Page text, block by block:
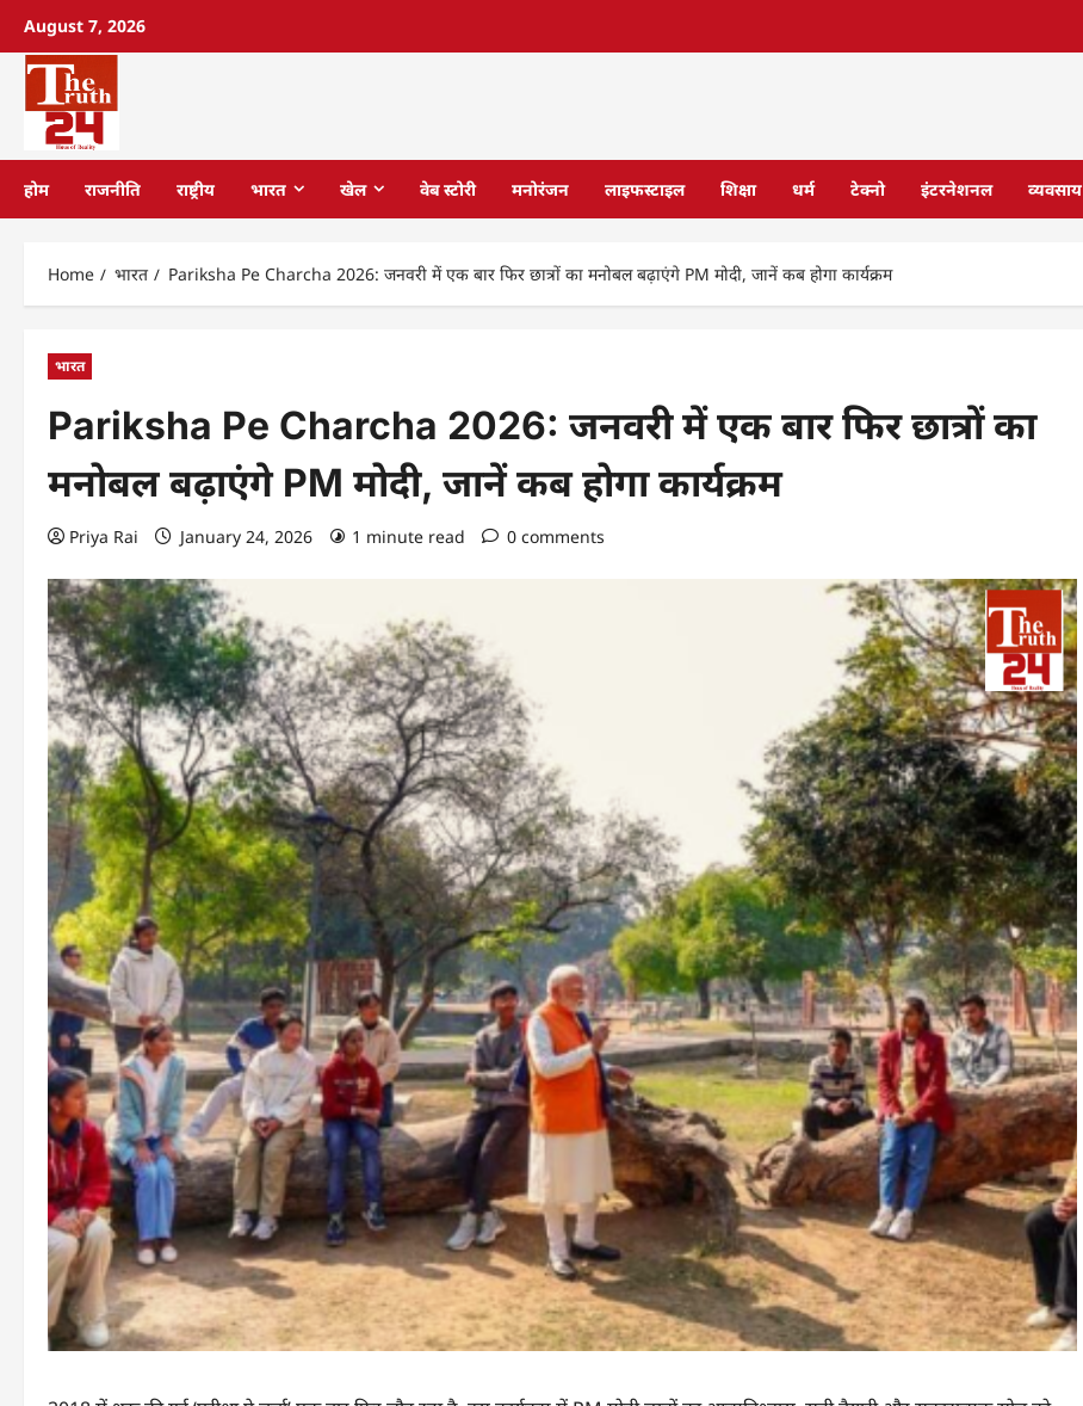
August 7, 2026
होम राजनीति राष्ट्रीय भारत खेल वेब स्टोरी मनोरंजन लाइफस्टाइल शिक्षा धर्म टेक्नो इंटरनेशनल व्यवसाय
Home भारत Pariksha Pe Charcha 2026: जनवरी में एक बार फिर छात्रों का मनोबल बढ़ाएंगे PM मोदी, जानें कब होगा कार्यक्रम
भारत
Pariksha Pe Charcha 2026: जनवरी में एक बार फिर छात्रों का
मनोबल बढ़ाएंगे PM मोदी, जानें कब होगा कार्यक्रम
Priya Rai January 24, 2026 1 minute read 0 comments